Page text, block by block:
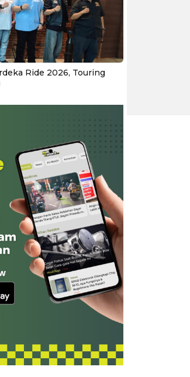
Ride 2026, Touring